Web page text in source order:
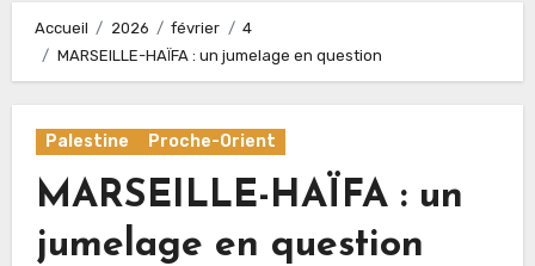
Accueil 2026 février
4
MARSEILLE-HAÏFA : un jumelage en question
Palestine Proche-Orient
MARSEILLE-HAÏFA : un
jumelage en question